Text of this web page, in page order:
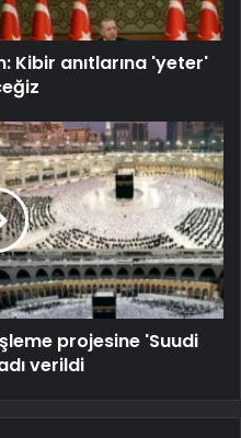
Kibir anıtlarına 'yeter'
projesine 'Suudi
verildi